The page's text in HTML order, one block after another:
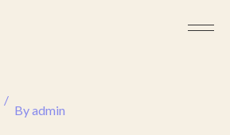
Byadmin